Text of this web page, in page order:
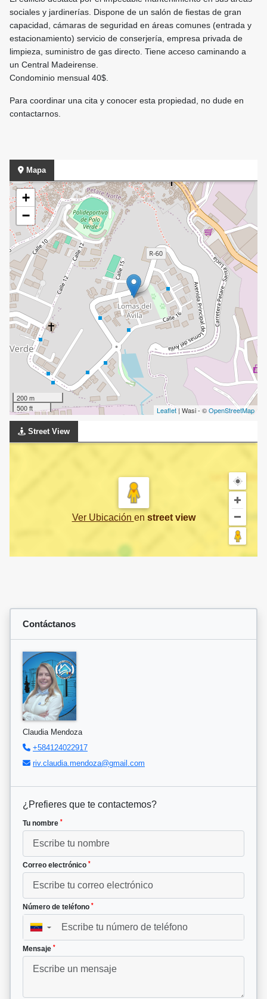
sociales y jardinerías. Dispone de un salón de fiestas de gran
capacidad, cámaras de seguridad en áreas comunes (entrada y
estacionamiento) servicio de conserjería, empresa privada de
limpieza, suministro de gas directo. Tiene acceso caminando a
un Central Madeirense.
Condominio mensual 40$.
Para coordinar una cita y conocer esta propiedad, no dude en
contactarnos.
Mapa
+
−
200 m
500 ft
Leaflet | Wasi - ©OpenStreetMap
Street View
Ver Ubicación en street view
Contáctanos
Claudia Mendoza
+584124022917
riv.claudia.mendoza@gmail.com
¿Prefieres que te contactemos?
Tu nombre *
Correo electrónico *
Número de teléfono *
▼
Mensaje *